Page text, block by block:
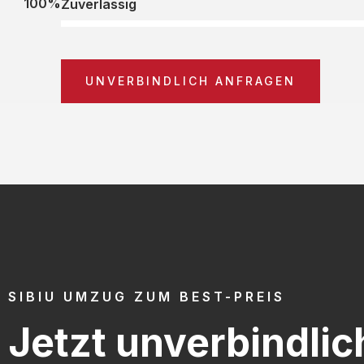
Zuverlässig
UNVERBINDLICH ANFRAGEN
SIBIU UMZUG ZUM BEST-PREIS
Jetzt